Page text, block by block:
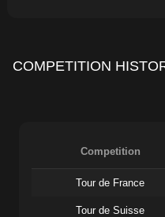
COMPETITION
Competition
Tour de France
Tour de Suisse